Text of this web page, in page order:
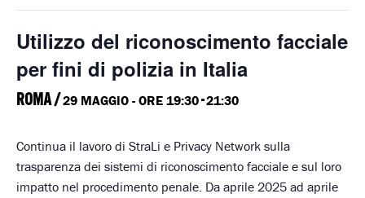
Utilizzo del riconoscimento facciale
per fini di polizia in Italia
ROMA /29 MAGGIO - ORE 19:30-21:30
Continua il lavoro di StraLi e Privacy Network sulla
trasparenza dei sistemi di riconoscimento facciale e sul loro
impatto nel procedimento penale. Da aprile 2025 ad aprile